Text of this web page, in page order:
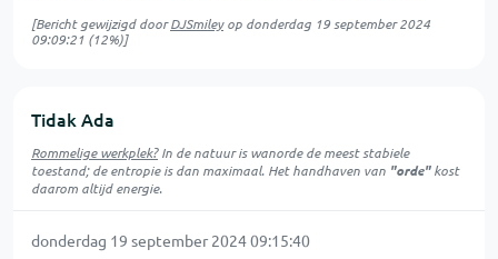
[Bericht gewijzigd doorDJSmileyop donderdag 19 september 2024
09:09:21 (12%)]
Tidak Ada
Rommelige werkplek?In de natuur iswanordede meest stabiele
toestand; de entropie is dan maximaal. Het handhaven van "orde"kost
daarom altijd energie.
donderdag 19 september 2024 09:15:40